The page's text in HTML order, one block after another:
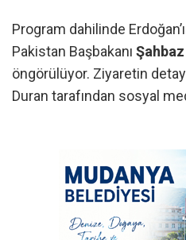
Program dahilinde
Pakistan Başbakanı
öngörülüyor. Ziyaretin
Duran tarafından sosyal